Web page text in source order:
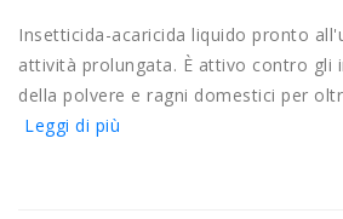
Insetticida-acaricida liquido pronto
attività prolungata. È attivo contro gli
della polvere e ragni domestici per
Leggi di più